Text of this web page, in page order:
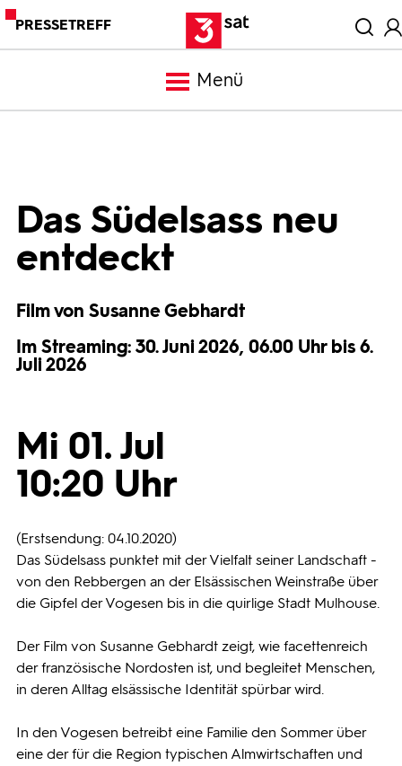
PRESSETREFF
Menü
Mediathek
Trailer
Programmwochen
Das Südelsass neu
entdeckt
Film von Susanne Gebhardt
Im Streaming: 30. Juni 2026, 06.00 Uhr bis 6.
Juli 2026
Mi 01. Jul
10:20 Uhr
(Erstsendung: 04.10.2020)
Das Südelsass punktet mit der Vielfalt seiner Landschaft -
von den Rebbergen an der Elsässischen Weinstraße über
die Gipfel der Vogesen bis in die quirlige Stadt Mulhouse.
Der Film von Susanne Gebhardt zeigt, wie facettenreich
der französische Nordosten ist, und begleitet Menschen,
in deren Alltag elsässische Identität spürbar wird.
In den Vogesen betreibt eine Familie den Sommer über
eine der für die Region typischen Almwirtschaften und